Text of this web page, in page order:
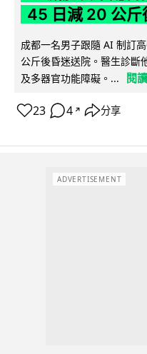
45 日減 20 公斤
成都一名男子跟隨 AI 制訂
公斤後昏迷送院。醫生診斷
及多器官功能障礙。...
閱
23 4 ↗ 分享
ADVERTISEMENT